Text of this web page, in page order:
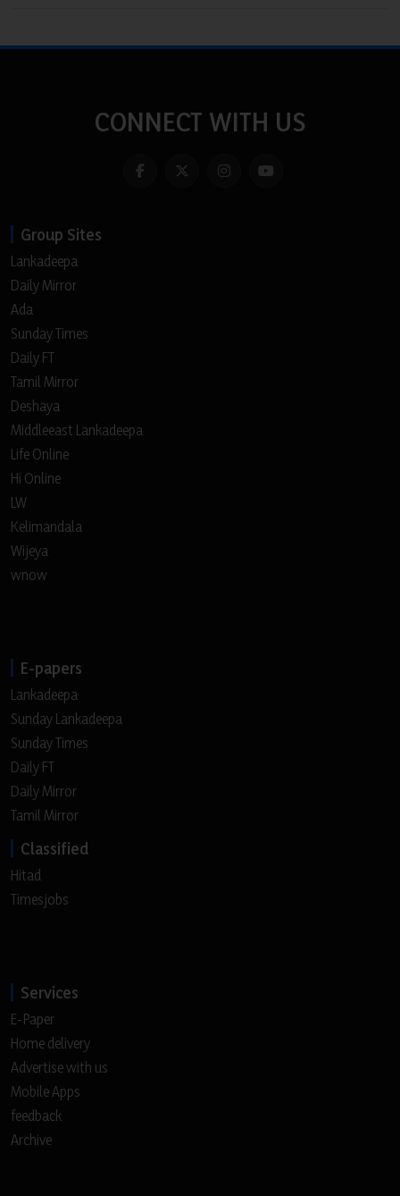
CONNECT WITH US
Group Sites
Lankadeepa
Daily Mirror
Ada
Sunday Times
Daily FT
Tamil Mirror
Deshaya
Middleeast Lankadeepa
Life Online
Hi Online
LW
Kelimandala
Wijeya
wnow
E-papers
Lankadeepa
Sunday Lankadeepa
Sunday Times
Daily FT
Daily Mirror
Tamil Mirror
Classified
Hitad
Timesjobs
Services
E-Paper
Home delivery
Advertise with us
Mobile Apps
feedback
Archive